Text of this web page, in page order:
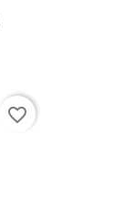
favorite_border